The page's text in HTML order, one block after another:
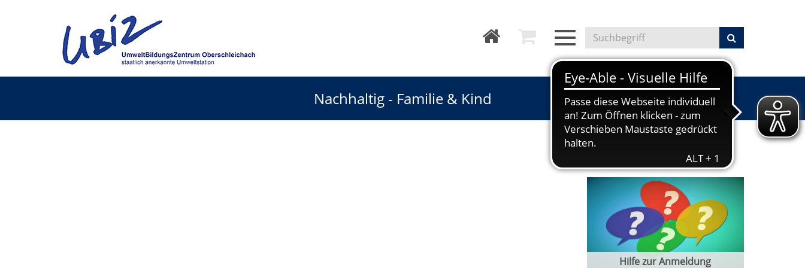
Toggle
navigation
Nachhaltig - Familie & Kind
Hilfe zur Anmeldung